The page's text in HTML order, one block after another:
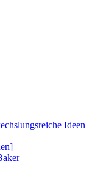
Ideen